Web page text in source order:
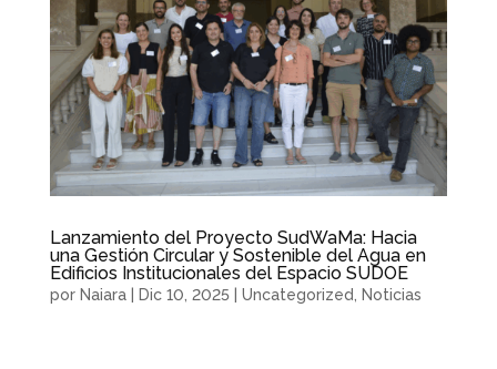
Lanzamiento del Proyecto SudWaMa: Hacia
una Gestión Circular y Sostenible del Agua en
Edificios Institucionales del Espacio SUDOE
por Naiara| Dic 10, 2025| Uncategorized Noticias